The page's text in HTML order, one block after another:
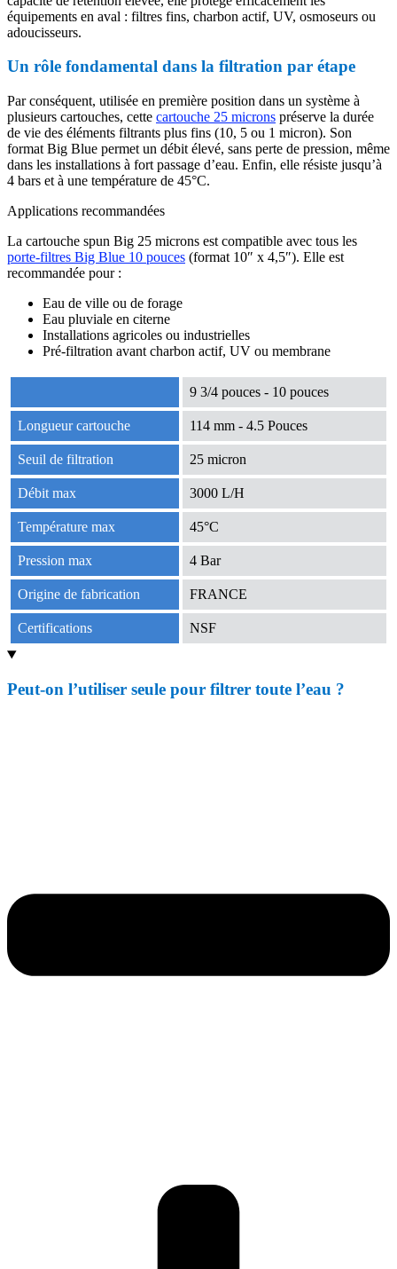
équipements en aval : filtres fins, charbon actif, UV, osmoseurs ou
adoucisseurs.
Un rôle fondamental dans la filtration par étape
Par conséquent, utilisée en première position dans un système à
plusieurs cartouches, cette cartouche 25 microns préserve la durée
de vie des éléments filtrants plus fins (10, 5 ou 1 micron). Son
format Big Blue permet un débit élevé, sans perte de pression, même
dans les installations à fort passage d’eau. Enfin, elle résiste jusqu’à
4 bars et à une température de 45°C.
Applications recommandées
La cartouche spun Big 25 microns est compatible avec tous les
porte-filtres Big Blue 10 pouces (format 10″ x 4,5″). Elle est
recommandée pour :
Eau de ville ou de forage
Eau pluviale en citerne
Installations agricoles ou industrielles
Pré-filtration avant charbon actif, UV ou membrane
9 3/4 pouces - 10 pouces
Longueur cartouche 114 mm - 4.5 Pouces
Seuil de filtration 25 micron
Débit max 3000 L/H
Température max 45°C
Pression max 4 Bar
Origine de fabrication FRANCE
Certifications NSF
Peut-on l’utiliser seule pour filtrer toute l’eau ?